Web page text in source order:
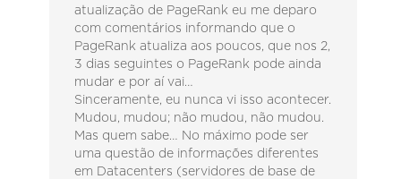
atualização de PageRank eu me deparo
com comentários informando que o
PageRank atualiza aos poucos, que nos 2,
3 dias seguintes o PageRank pode ainda
mudar e por aí vai…
Sinceramente, eu nunca vi isso acontecer.
Mudou, mudou; não mudou, não mudou.
Mas quem sabe… No máximo pode ser
uma questão de informações diferentes
em Datacenters (servidores de base de